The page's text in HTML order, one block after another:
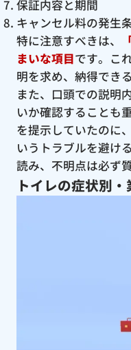
保証内容と期間
キャンセル料の発生
特に注意すべきは、
まいな項目です。こ
明を求め、納得でき
また、口頭での説明
いか確認することも
を提示していたのに
いうトラブルを避け
読み、不明点は必ず
トイレの症状別